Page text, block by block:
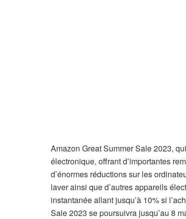
Amazon Great Summer Sale 2023,
électronique, offrant d’importantes
d’énormes réductions sur les
laver ainsi que d’autres appareils
instantanée allant jusqu’à 10% si
Sale 2023 se poursuivra jusqu’au 8